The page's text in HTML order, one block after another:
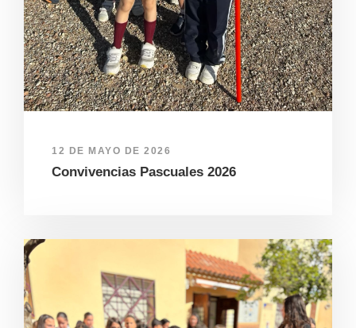
12 DE MAYO DE 2026
Convivencias Pascuales 2026